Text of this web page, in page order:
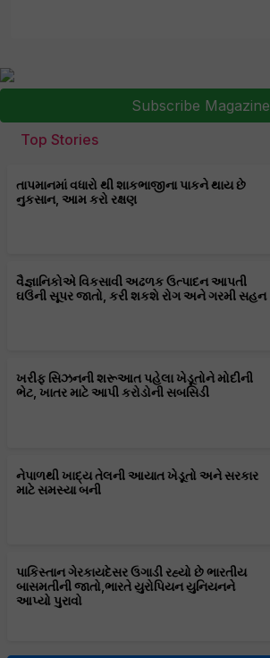
Subscribe Magazine
Top Stories
તાપમાનમાં વધારો થી શાકભાજીના પાકને થાય છે
નુકસાન, આમ કરો રક્ષણ
વૈજ્ઞાનિકોએ વિકસાવી અઢળક ઉત્પાદન આપતી
ઘઉંની સૂપર જાતો, કરી શકશે રોગ અને ગરમી સહન
ખરીફ સિઝનની શરૂઆત પહેલા ખેડૂતોને મોદીની
ભેટ, ખાતર માટે આપી કરોડોની સબસિડી
નેપાળથી ખાદ્ય તેલની આયાત ખેડૂતો અને સરકાર
માટે સમસ્યા બની
પાકિસ્તાન ગેરકાયદેસર ઉગાડી રહ્યો છે ભારતીય
બાસમતીની જાતો,ભારતે યુરોપિયન યુનિયનને
આપ્યો પુરાવો